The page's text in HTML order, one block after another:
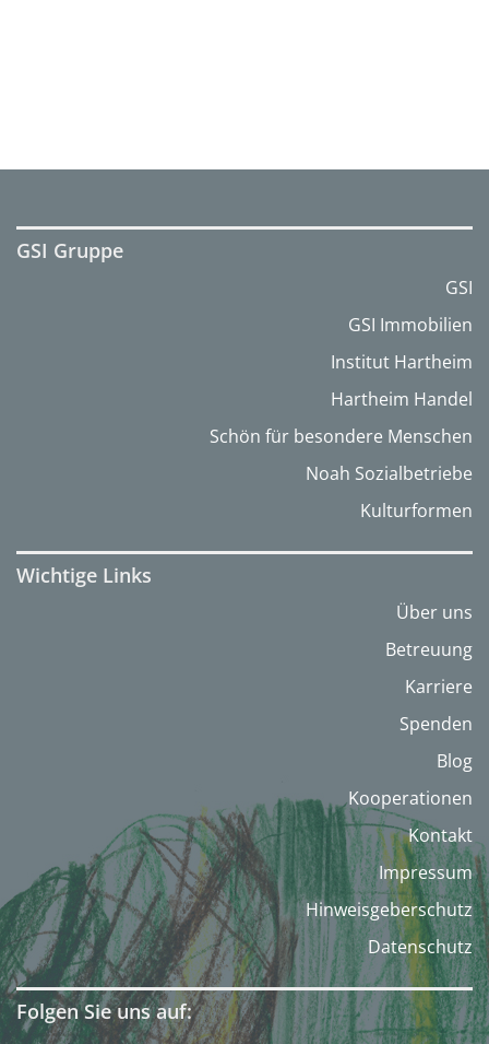
GSI Gruppe
GSI
GSI Immobilien
Institut Hartheim
Hartheim Handel
Schön für besondere Menschen
Noah Sozialbetriebe
Kulturformen
Wichtige Links
Über uns
Betreuung
Karriere
Spenden
Blog
Kooperationen
Kontakt
Impressum
Hinweisgeberschutz
Datenschutz
Folgen Sie uns auf: